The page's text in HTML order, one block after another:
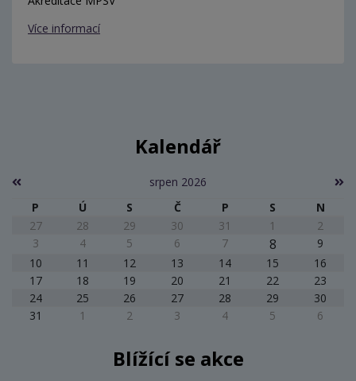
Více informací
Kalendář
srpen 2026
P
Ú S Č P S
N
27
28 29 30 31 1
2
3
4 5 6 7 8
9
10
11 12 13 14 15
16
17
18 19 20 21 22
23
24
25 26 27 28 29
30
31
1 2 3 4 5 6
Blížící se akce